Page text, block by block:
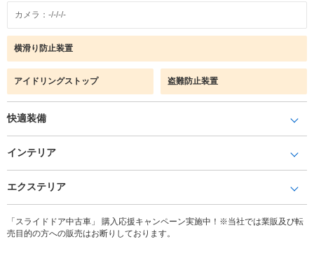
カメラ：-/-/-/-
横滑り防止装置
アイドリングストップ 盗難防止装置
快適装備
インテリア
エクステリア
「スライドドア中古車」 購入応援キャンペーン実施中！※当社では業販及び転
売目的の方への販売はお断りしております。